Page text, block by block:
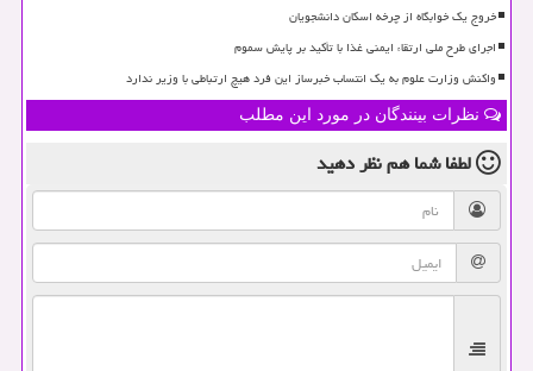
خروج یک خوابگاه از چرخه اسکان دانشجویان
اجرای طرح ملی ارتقاء ایمنی غذا با تأکید بر پایش سموم
واکنش وزارت علوم به یک انتساب خبرساز این فرد هیچ ارتباطی با وزیر ندارد
نظرات بینندگان در مورد این مطلب
لطفا شما همنظر دهید